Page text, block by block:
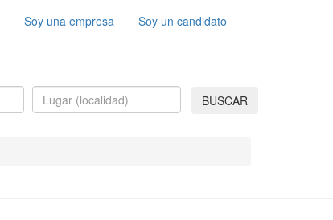
Soy una empresa Soy un candidato
BUSCAR